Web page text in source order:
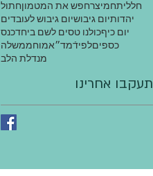
חלליתחמיצרחפש את המטמוןחתול
יהדותיום גיבושיום גיבוש לעובדים
יום כיףכולנו טסים לשם ביחדכנס
כספיםלפידֿמד״אמוחממשלה
מנדלת הלב
תעקבו אחרינו